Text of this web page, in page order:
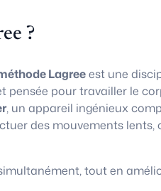
?
Lagreeest une
pensée pour travailler le
, un appareil ingénieux
des mouvements
tout en